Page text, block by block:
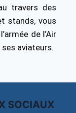
travers des
stands, vous
de l’Air
ses aviateurs.
SOCIAUX